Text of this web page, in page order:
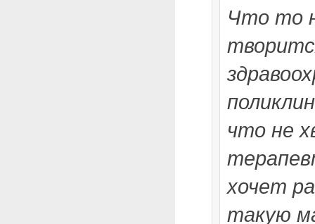
Что то
что не
хочет
такую